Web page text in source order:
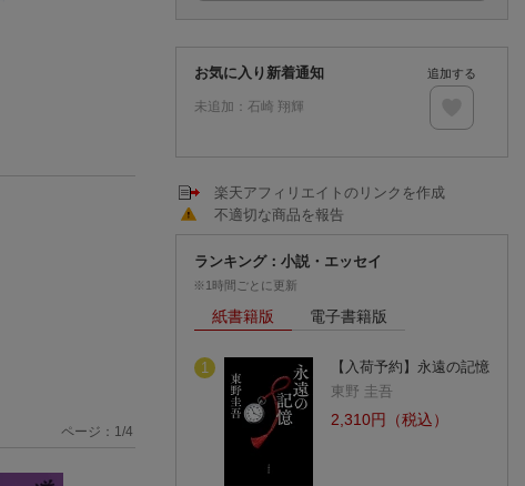
ページ： 1 /4
お気に入り新着通知
未追加： 石崎 翔輝
追加する
楽天アフィリエイトのリンクを作成
不適切な商品を報告
ランキング：小説・エッセイ
※1時間ごとに更新
紙書籍版 電子書籍版
1
【入荷予約】永遠の記憶
東野 圭吾
2,310円（税込）